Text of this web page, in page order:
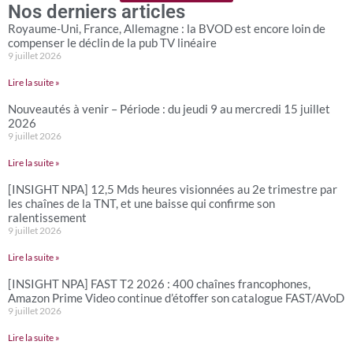
Nos derniers articles
Royaume-Uni, France, Allemagne : la BVOD est encore loin de
compenser le déclin de la pub TV linéaire
9 juillet 2026
Lire la suite »
Nouveautés à venir – Période : du jeudi 9 au mercredi 15 juillet
2026
9 juillet 2026
Lire la suite »
[INSIGHT NPA] 12,5 Mds heures visionnées au 2e trimestre par
les chaînes de la TNT, et une baisse qui confirme son
ralentissement
9 juillet 2026
Lire la suite »
[INSIGHT NPA] FAST T2 2026 : 400 chaînes francophones,
Amazon Prime Video continue d’étoffer son catalogue FAST/AVoD
9 juillet 2026
Lire la suite »